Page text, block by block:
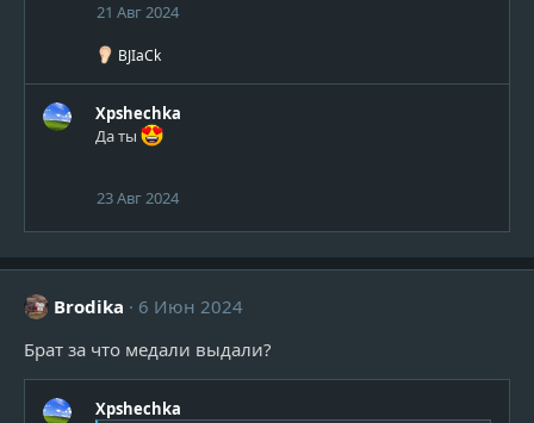
21 Авг 2024
Р
а
к
ц
и
BJIaCk
Xpshechka
Да ты
23 Авг 2024
Brodika
6 Июн 2024
Брат за что медали выдали?
Xpshechka